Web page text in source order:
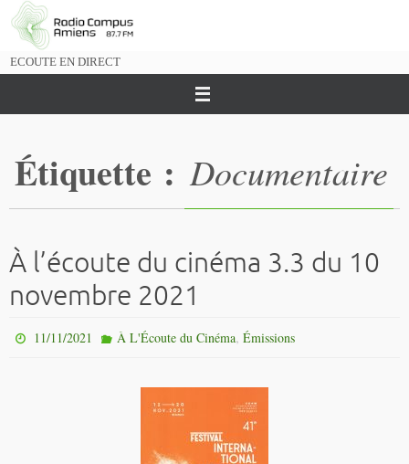
Passer
vers
ECOUTE EN DIRECT
Étiquette : Documentaire
À l’écoute du cinéma 3.3 du 10
novembre 2021
11/11/2021 À L'Écoute du Cinéma, Émissions